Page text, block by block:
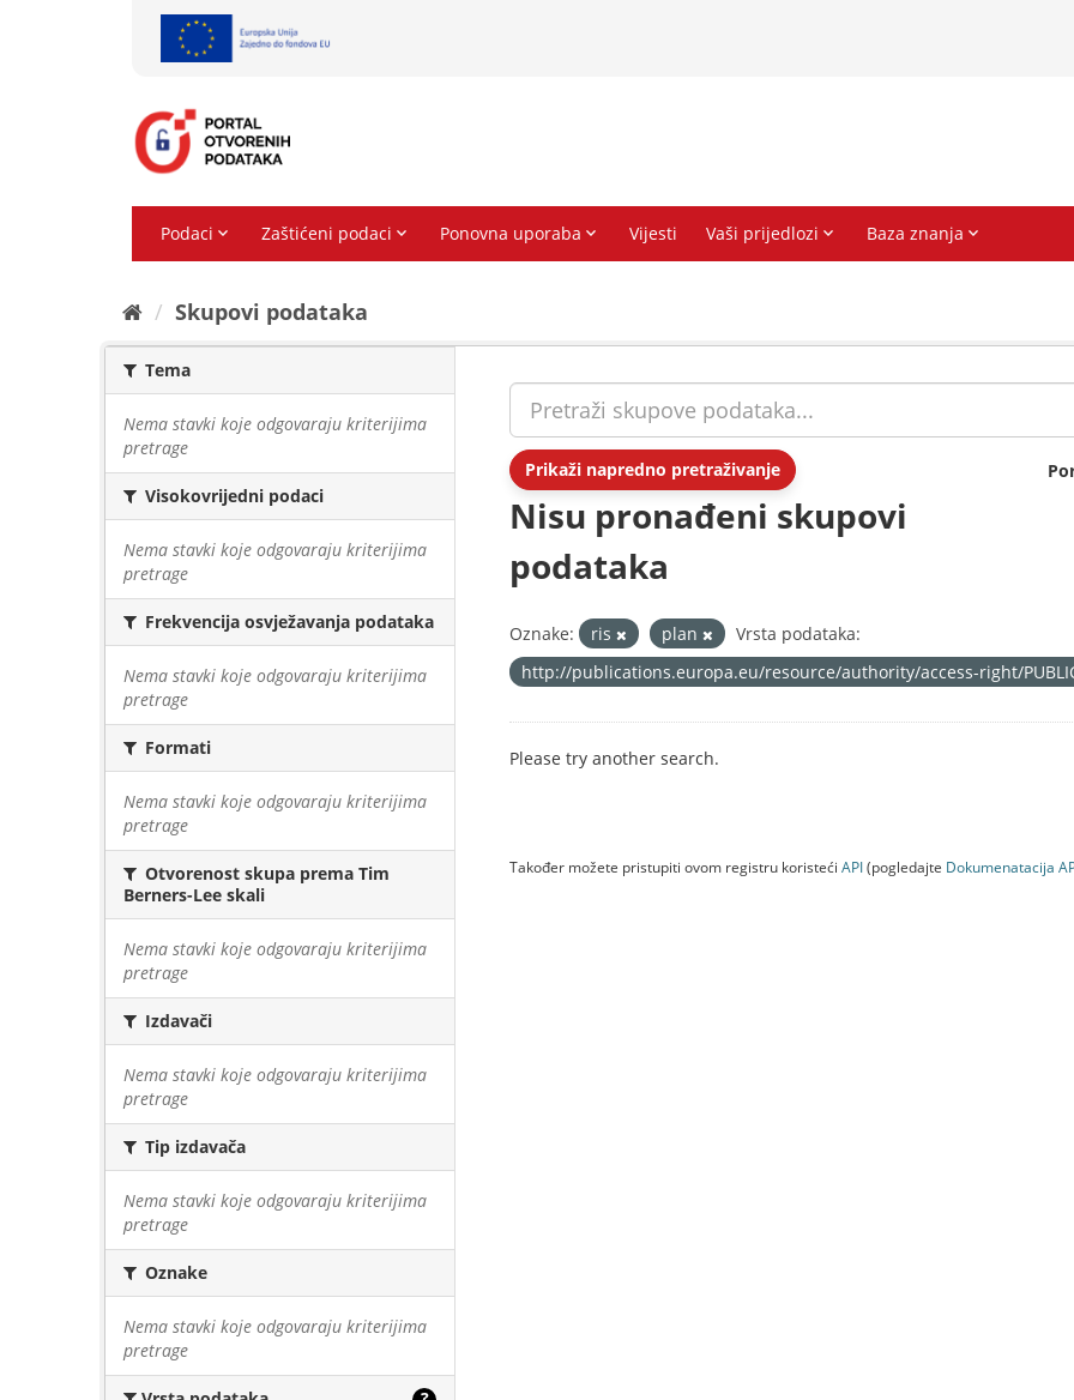
Skupovi podаtаkа
Tema
Nema stavki koje odgovaraju kriterijima
pretrage
Visokovrijedni podaci
Nema stavki koje odgovaraju kriterijima
pretrage
Frekvencija osvježavanja podataka
Nema stavki koje odgovaraju kriterijima
pretrage
Formati
Nema stavki koje odgovaraju kriterijima
pretrage
Otvorenost skupa prema Tim
Berners-Lee skali
Nema stavki koje odgovaraju kriterijima
pretrage
Izdavači
Nema stavki koje odgovaraju kriterijima
pretrage
Tip izdavača
Nema stavki koje odgovaraju kriterijima
pretrage
Oznake
Nema stavki koje odgovaraju kriterijima
pretrage
Prikaži napredno pretraživanje
Nisu pronađeni skupovi
podataka
Oznake: ris plan
Vrsta podataka:
http://publications.europa.eu/resource/authority/access-right/
Please try another search.
Također možete pristupiti ovom registru koristeći API(pogledajte Dokumenаtаcijа